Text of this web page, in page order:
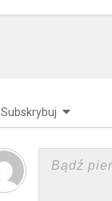
Subskrybuj